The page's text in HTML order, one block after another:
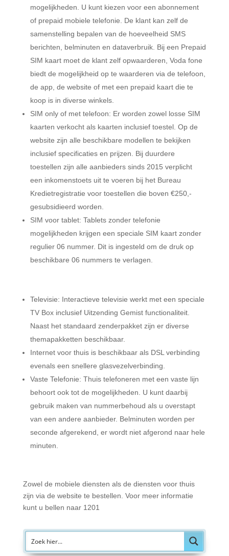
mogelijkheden. U kunt kiezen voor een abonnement
of prepaid mobiele telefonie. De klant kan zelf de
samenstelling bepalen van de hoeveelheid SMS
berichten, belminuten en dataverbruik. Bij een Prepaid
SIM kaart moet de klant zelf opwaarderen, Voda fone
biedt de mogelijkheid op te waarderen via de telefoon,
de app, de website of met een prepaid kaart die te
koop is in diverse winkels.
SIM only of met telefoon: Er worden zowel losse SIM
kaarten verkocht als kaarten inclusief toestel. Op de
website zijn alle beschikbare modellen te bekijken
inclusief specificaties en prijzen. Bij duurdere
toestellen zijn alle aanbieders sinds 2015 verplicht
een inkomenstoets uit te voeren bij het Bureau
Kredietregistratie voor toestellen die boven €250,-
gesubsidieerd worden.
SIM voor tablet: Tablets zonder telefonie
mogelijkheden krijgen een speciale SIM kaart zonder
regulier 06 nummer. Dit is ingesteld om de druk op
beschikbare 06 nummers te verlagen.
Televisie: Interactieve televisie werkt met een speciale
TV Box inclusief Uitzending Gemist functionaliteit.
Naast het standaard zenderpakket zijn er diverse
themapakketten beschikbaar.
Internet voor thuis is beschikbaar als DSL verbinding
evenals een snellere glasvezelverbinding.
Vaste Telefonie: Thuis telefoneren met een vaste lijn
behoort ook tot de mogelijkheden. U kunt daarbij
gebruik maken van nummerbehoud als u overstapt
van een andere aanbieder. Belminuten worden per
seconde afgerekend, er wordt niet afgerond naar hele
minuten.
Zowel de mobiele diensten als de diensten voor thuis
zijn via de website te bestellen. Voor meer informatie
kunt u bellen naar 1201